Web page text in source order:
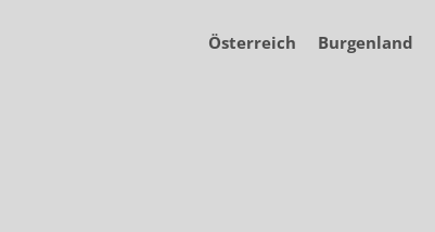
Österreich Burgenland